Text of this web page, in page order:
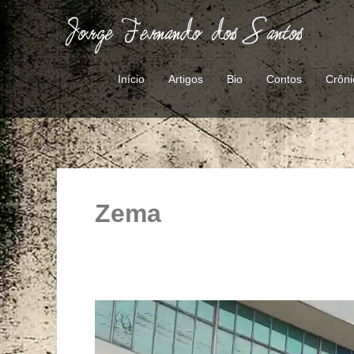
Ir
para
conteúdo
Início Artigos Bio Contos
Zema
abandono
da